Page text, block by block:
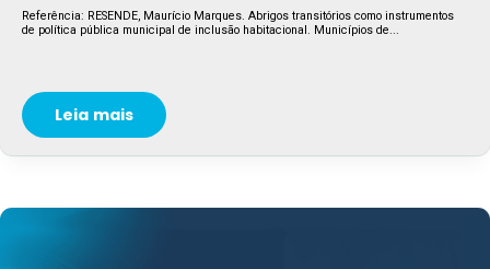
Referência: RESENDE, Maurício Marques. Abrigos transitórios como instrumentos
de política pública municipal de inclusão habitacional. Municípios de...
Leia mais